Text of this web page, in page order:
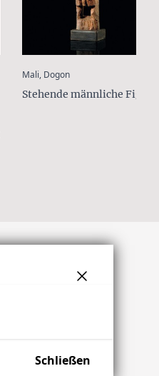
Mali, Dogon:
Stehende männliche Figur
Schließen